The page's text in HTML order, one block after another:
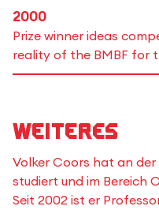
2000
Prize winner ideas
reality of the BMBF for
Weiteres
Volker Coors hat an
studiert und im Bereich
Seit 2002 ist er